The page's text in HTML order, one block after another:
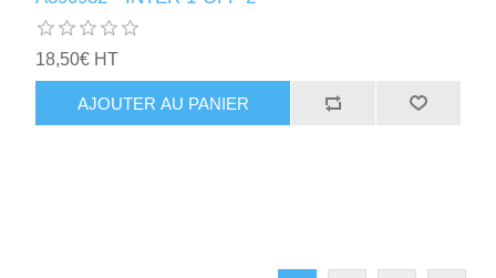
18,50€ HT
AJOUTER AU PANIER